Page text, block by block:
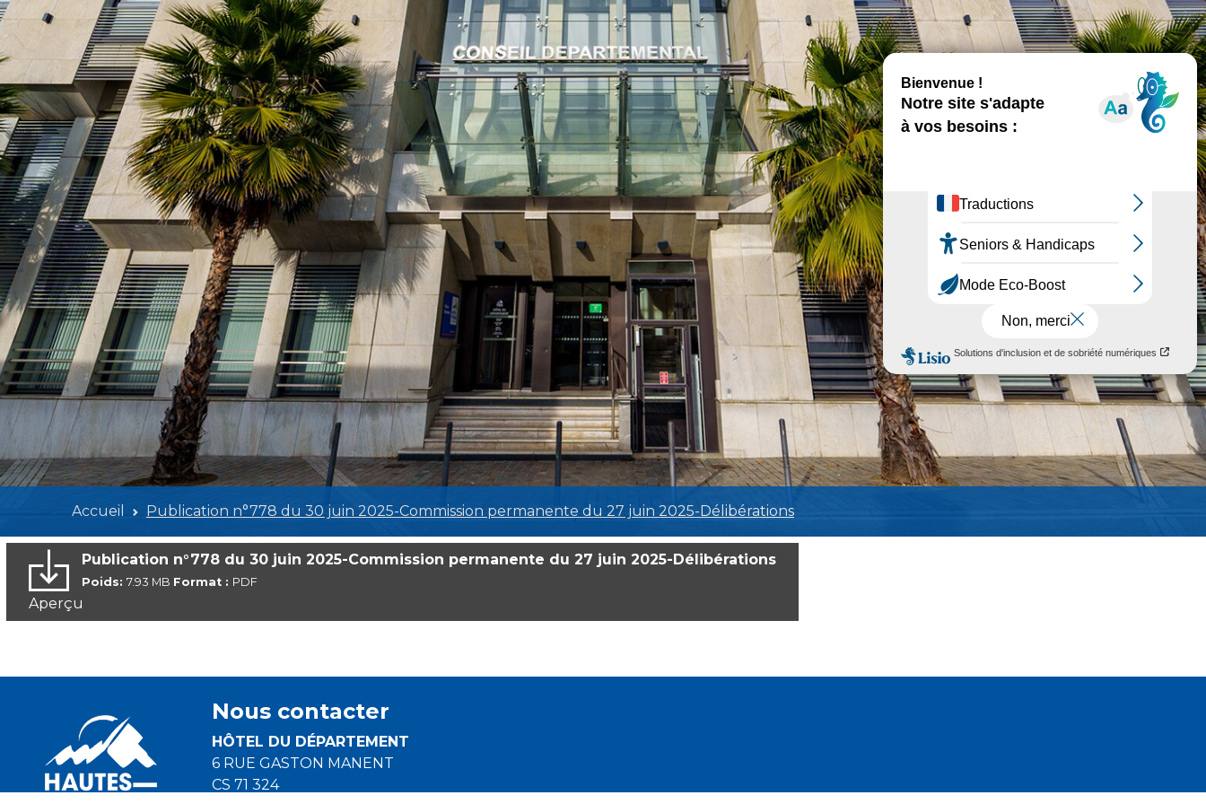
Accueil Publication n°778 du 30 juin 2025-Commission permanente du 27 juin 2025-Délibérations
Publication n°778 du 30 juin 2025-Commission permanente du 27 juin 2025-Délibérations
Poids: 7.93 MB Format : PDF
Aperçu
Nous contacter
HÔTEL DU DÉPARTEMENT
6 RUE GASTON MANENT
CS 71 324